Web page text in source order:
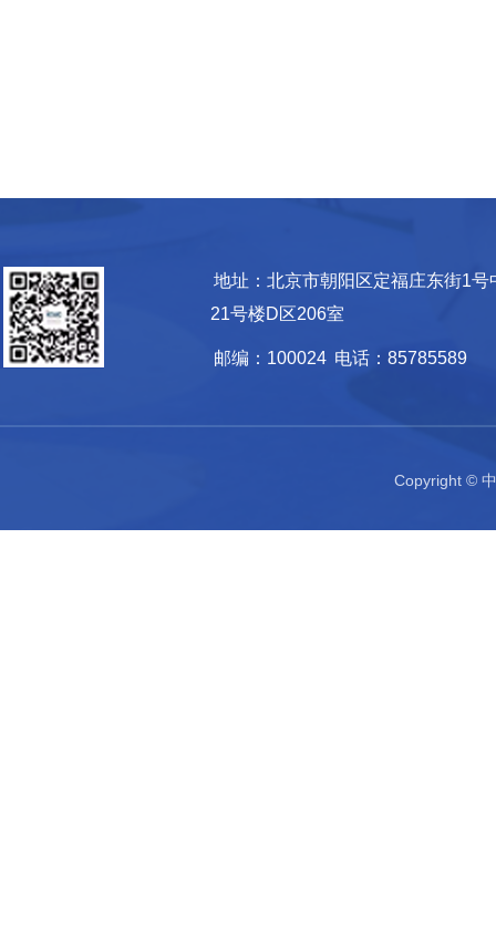
地址：北京市朝阳区定福庄东街1号
21号楼D区206室
邮编：100024 电话：85785589
Copyright ©